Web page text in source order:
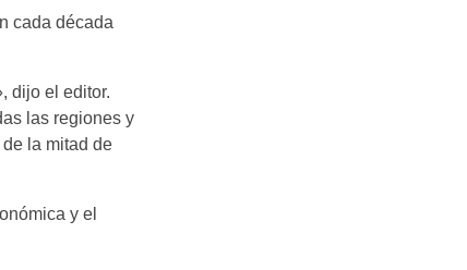
cada década
dijo el editor.
las regiones y
la mitad de
y el